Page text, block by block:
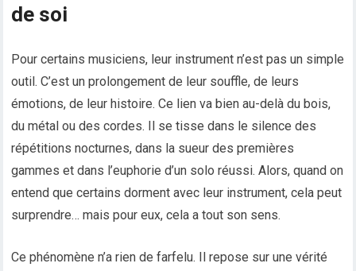
de soi
Pour certains musiciens, leur instrument n’est pas un simple
outil. C’est un prolongement de leur souffle, de leurs
émotions, de leur histoire. Ce lien va bien au-delà du bois,
du métal ou des cordes. Il se tisse dans le silence des
répétitions nocturnes, dans la sueur des premières
gammes et dans l’euphorie d’un solo réussi. Alors, quand on
entend que certains dorment avec leur instrument, cela peut
surprendre… mais pour eux, cela a tout son sens.
Ce phénomène n’a rien de farfelu. Il repose sur une vérité